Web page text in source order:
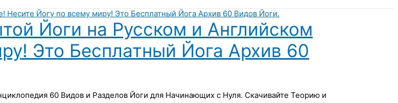
Йоги на Русском и Английском
Это Бесплатный Йога Архив 60
60 Видов и Разделов Йоги для Начинающих с Нуля. Скачивайте Теорию и